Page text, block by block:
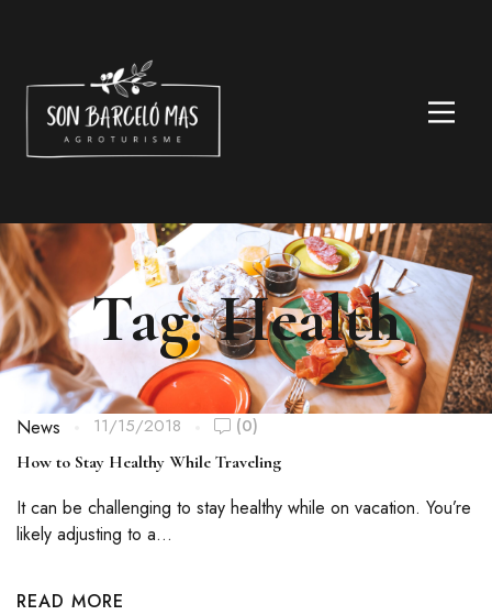
Tag: Health
News 11/15/2018 (0)
How to Stay Healthy While Traveling
It can be challenging to stay healthy while on vacation. You’re
likely adjusting to a...
READ MORE